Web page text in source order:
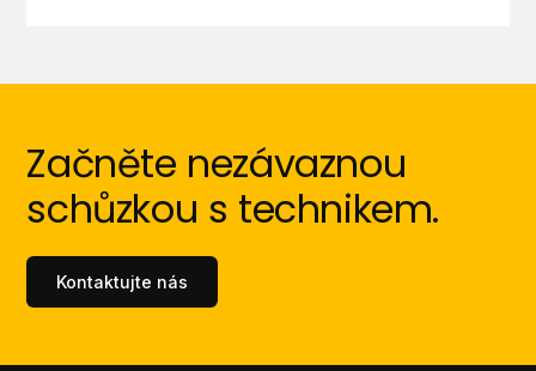
Začněte nezávaznou
schůzkou s technikem.
Kontaktujte nás